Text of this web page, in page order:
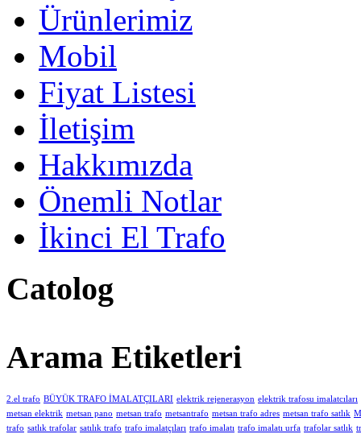
Ürünlerimiz
Mobil
Fiyat Listesi
İletişim
Hakkımızda
Önemli Notlar
İkinci El Trafo
Catolog
Arama Etiketleri
2.el trafo BÜYÜK TRAFO İMALATÇILARI elektrik rejenerasyon elektrik trafosu imalatcıları
metsan elektrik metsan pano metsan trafo metsantrafo metsan trafo adres metsan trafo satlık
trafo satlık trafolar satılık trafo trafo imalatçıları trafo imalatı trafo imalatı urfa trafolar satlık